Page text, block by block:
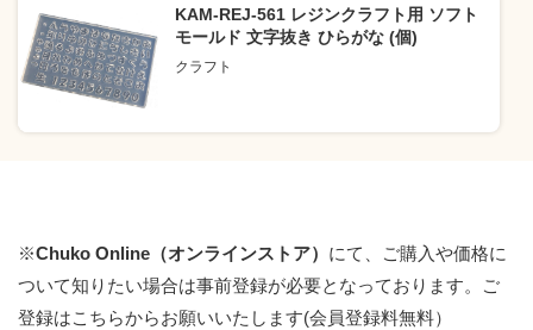
KAM-REJ-561 レジンクラフト用 ソフト
モールド 文字抜き ひらがな (個)
クラフト
※Chuko Online（オンラインストア） にて、ご購入や価格に
ついて知りたい場合は事前登録が必要となっております。
ご
登録はこちらからお願いいたします(会員登録料無料）